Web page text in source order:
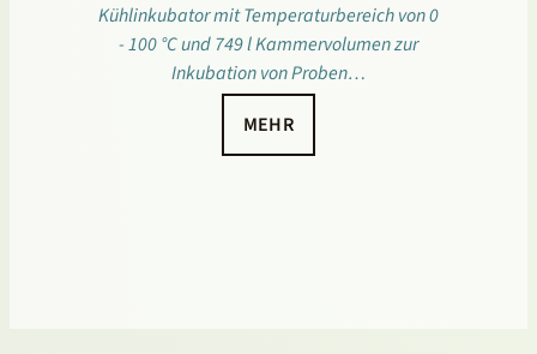
Kühlinkubator mit Temperaturbereich von 0
- 100 °C und 749 l Kammervolumen zur
Inkubation von Proben…
MEHR